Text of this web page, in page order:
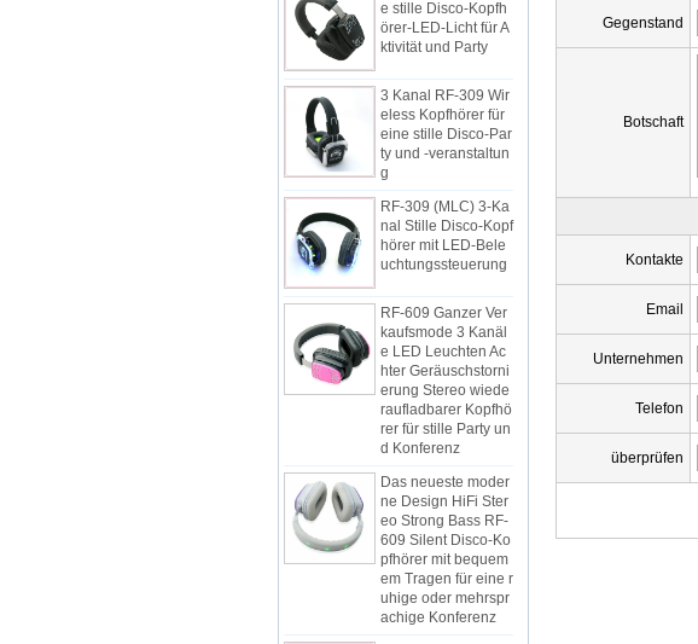
örer-LED-Licht für A
ktivität und Party
3 Kanal RF-309 Wir
eless Kopfhörer für
eine stille Disco-Par
ty und -veranstaltun
g
RF-309 (MLC) 3-Ka
nal Stille Disco-Kopf
hörer mit LED-Bele
uchtungssteuerung
RF-609 Ganzer Ver
kaufsmode 3 Kanäl
e LED Leuchten Ac
hter Geräuschstorni
erung Stereo wiede
raufladbarer Kopfhö
rer für stille Party un
d Konferenz
Das neueste moder
ne Design HiFi Ster
eo Strong Bass RF-
609 Silent Disco-Ko
pfhörer mit bequem
em Tragen für eine r
uhige oder mehrspr
achige Konferenz
RF-8650R wiedera
Gegenstand
Botschaft
Kontakte
Email
Unternehmen
Telefon
überprüfen